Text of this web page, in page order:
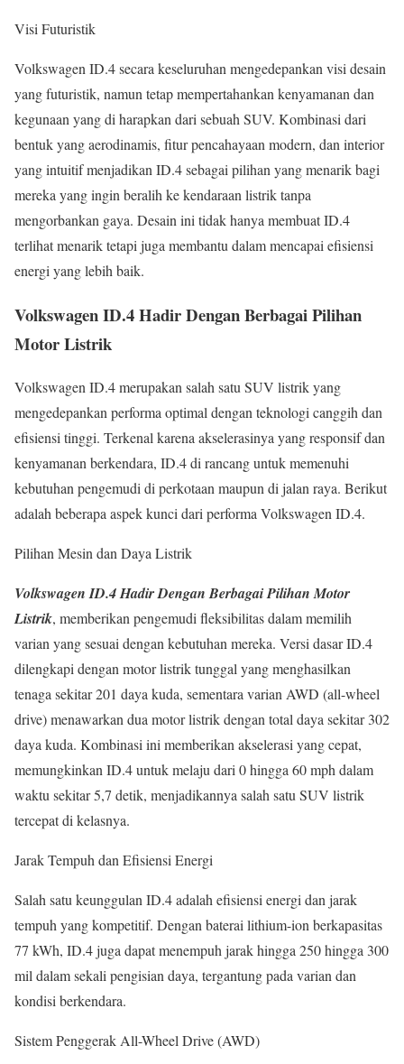
Visi Futuristik
Volkswagen ID.4 secara keseluruhan mengedepankan visi desain
yang futuristik, namun tetap mempertahankan kenyamanan dan
kegunaan yang di harapkan dari sebuah SUV. Kombinasi dari
bentuk yang aerodinamis, fitur pencahayaan modern, dan interior
yang intuitif menjadikan ID.4 sebagai pilihan yang menarik bagi
mereka yang ingin beralih ke kendaraan listrik tanpa
mengorbankan gaya. Desain ini tidak hanya membuat ID.4
terlihat menarik tetapi juga membantu dalam mencapai efisiensi
energi yang lebih baik.
Volkswagen ID.4 Hadir Dengan Berbagai Pilihan
Motor Listrik
Volkswagen ID.4 merupakan salah satu SUV listrik yang
mengedepankan performa optimal dengan teknologi canggih dan
efisiensi tinggi. Terkenal karena akselerasinya yang responsif dan
kenyamanan berkendara, ID.4 di rancang untuk memenuhi
kebutuhan pengemudi di perkotaan maupun di jalan raya. Berikut
adalah beberapa aspek kunci dari performa Volkswagen ID.4.
Pilihan Mesin dan Daya Listrik
Volkswagen ID.4 Hadir Dengan Berbagai Pilihan Motor
Listrik, memberikan pengemudi fleksibilitas dalam memilih
varian yang sesuai dengan kebutuhan mereka. Versi dasar ID.4
dilengkapi dengan motor listrik tunggal yang menghasilkan
tenaga sekitar 201 daya kuda, sementara varian AWD (all-wheel
drive) menawarkan dua motor listrik dengan total daya sekitar 302
daya kuda. Kombinasi ini memberikan akselerasi yang cepat,
memungkinkan ID.4 untuk melaju dari 0 hingga 60 mph dalam
waktu sekitar 5,7 detik, menjadikannya salah satu SUV listrik
tercepat di kelasnya.
Jarak Tempuh dan Efisiensi Energi
Salah satu keunggulan ID.4 adalah efisiensi energi dan jarak
tempuh yang kompetitif. Dengan baterai lithium-ion berkapasitas
77 kWh, ID.4 juga dapat menempuh jarak hingga 250 hingga 300
mil dalam sekali pengisian daya, tergantung pada varian dan
kondisi berkendara.
Sistem Penggerak All-Wheel Drive (AWD)